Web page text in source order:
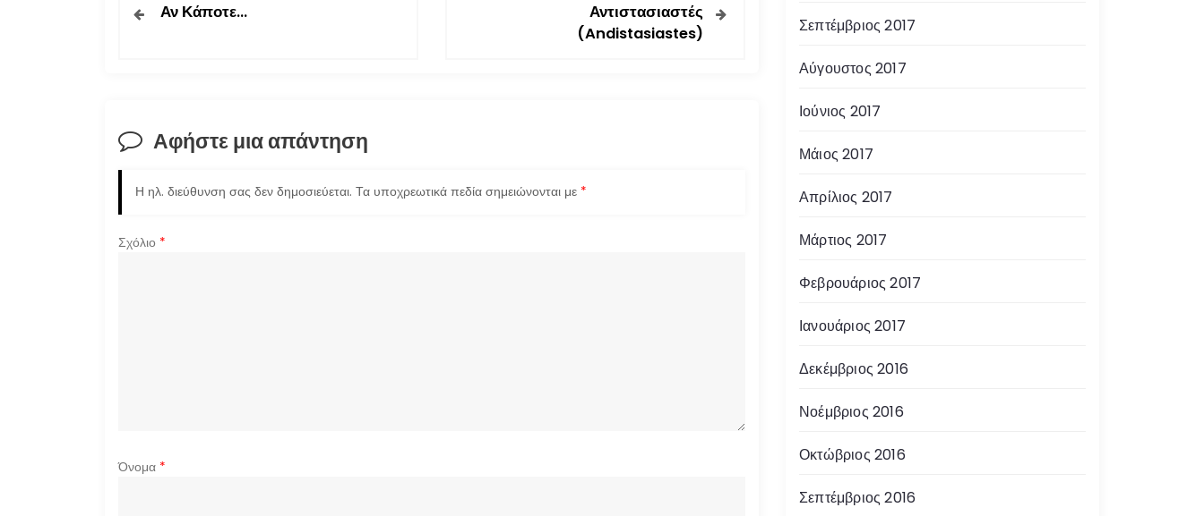
γ
σ
ω
Αν Κάποτε…
Αντιστασιαστές
(Andistasiastes)
Αφήστε μια απάντηση
Η ηλ. διεύθυνση σας δεν δημοσιεύεται. Τα υποχρεωτικά πεδία σημειώνονται με *
Σχόλιο *
Όνομα *
Σεπτέμβριος 2017
Αύγουστος 2017
Ιούνιος 2017
Μάιος 2017
Απρίλιος 2017
Μάρτιος 2017
Φεβρουάριος 2017
Ιανουάριος 2017
Δεκέμβριος 2016
Νοέμβριος 2016
Οκτώβριος 2016
Σεπτέμβριος 2016